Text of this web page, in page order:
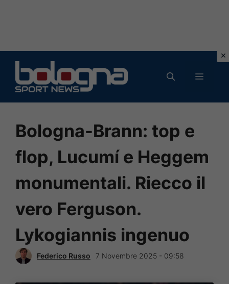
contenuto
MENU
Bologna-Brann: top e
flop, Lucumí e Heggem
monumentali. Riecco il
vero Ferguson.
Lykogiannis ingenuo
Federico Russo 7 Novembre 2025 - 09:58